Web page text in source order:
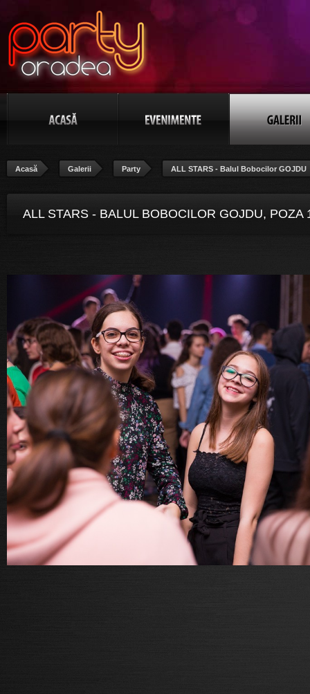
Acasă Galerii Party ALL STARS - Balul Bobocilor GOJDU
ALL STARS - BALUL BOBOCILOR GOJDU, POZA